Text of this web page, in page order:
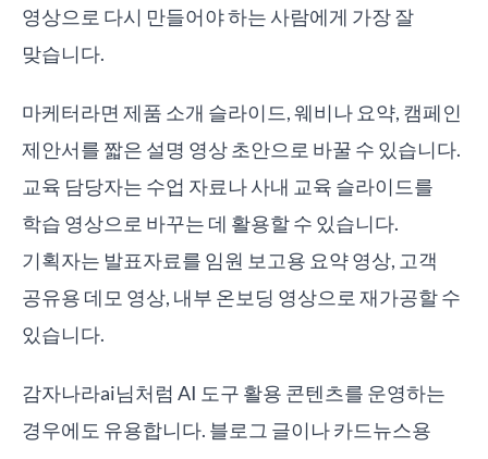
영상으로 다시 만들어야 하는 사람에게 가장 잘
맞습니다.
마케터라면 제품 소개 슬라이드, 웨비나 요약, 캠페인
제안서를 짧은 설명 영상 초안으로 바꿀 수 있습니다.
교육 담당자는 수업 자료나 사내 교육 슬라이드를
학습 영상으로 바꾸는 데 활용할 수 있습니다.
기획자는 발표자료를 임원 보고용 요약 영상, 고객
공유용 데모 영상, 내부 온보딩 영상으로 재가공할 수
있습니다.
감자나라ai님처럼 AI 도구 활용 콘텐츠를 운영하는
경우에도 유용합니다. 블로그 글이나 카드뉴스용